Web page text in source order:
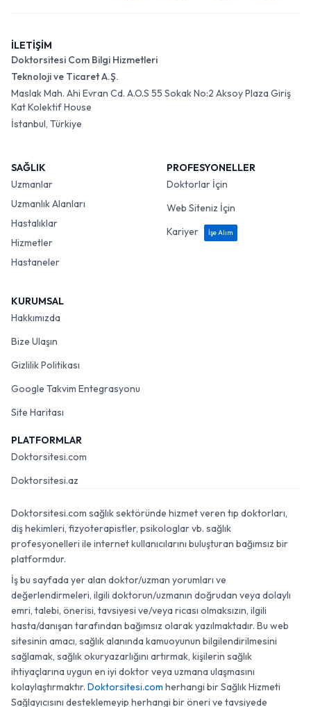
İLETİŞİM
Doktorsitesi Com Bilgi Hizmetleri
Teknoloji ve Ticaret A.Ş.
Maslak Mah. Ahi Evran Cd. A.O.S 55 Sokak No:2 Aksoy Plaza Giriş
Kat Kolektif House
İstanbul, Türkiye
SAĞLIK
Uzmanlar
Uzmanlık Alanları
Hastalıklar
Hizmetler
Hastaneler
PROFESYONELLER
Doktorlar İçin
Web Siteniz İçin
Kariyer
İşe Alım
KURUMSAL
Hakkımızda
Bize Ulaşın
Gizlilik Politikası
Google Takvim Entegrasyonu
Site Haritası
PLATFORMLAR
Doktorsitesi.com
Doktorsitesi.az
Doktorsitesi.com sağlık sektöründe hizmet veren tıp doktorları,
diş hekimleri, fizyoterapistler, psikologlar vb. sağlık
profesyonelleri ile internet kullanıcılarını buluşturan bağımsız bir
platformdur.
İş bu sayfada yer alan doktor/uzman yorumları ve
değerlendirmeleri, ilgili doktorun/uzmanın doğrudan veya dolaylı
emri, talebi, önerisi, tavsiyesi ve/veya ricası olmaksızın, ilgili
hasta/danışan tarafından bağımsız olarak yazılmaktadır. Bu web
sitesinin amacı, sağlık alanında kamuoyunun bilgilendirilmesini
sağlamak, sağlık okuryazarlığını artırmak, kişilerin sağlık
ihtiyaçlarına uygun en iyi doktor veya uzmana ulaşmasını
kolaylaştırmaktır. Doktorsitesi.com herhangi bir Sağlık Hizmeti
Sağlayıcısını desteklemeyip herhangi bir öneri ve tavsiyede